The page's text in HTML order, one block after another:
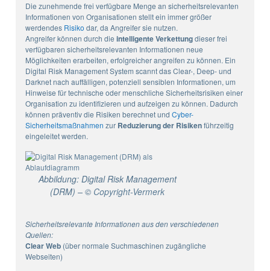
Die zunehmende frei verfügbare Menge an sicherheitsrelevanten
Informationen von Organisationen stellt ein immer größer
werdendes Risiko dar, da Angreifer sie nutzen.
Angreifer können durch die intelligente Verkettungdieser frei
verfügbaren sicherheitsrelevanten Informationen neue
Möglichkeiten erarbeiten, erfolgreicher angreifen zu können. Ein
Digital Risk Management System scannt das Clear-, Deep- und
Darknet nach auffälligen, potenziell sensiblen Informationen, um
Hinweise für technische oder menschliche Sicherheitsrisiken einer
Organisation zu identifizieren und aufzeigen zu können. Dadurch
können präventiv die Risiken berechnet und Cyber-
Sicherheitsmaßnahmen zur Reduzierung der Risikenführzeitig
eingeleitet werden.
Abbildung: Digital Risk Management
(DRM) – © Copyright-Vermerk
Sicherheitsrelevante Informationen aus den verschiedenen
Quellen:
Clear Web(über normale Suchmaschinen zugängliche
Webseiten)